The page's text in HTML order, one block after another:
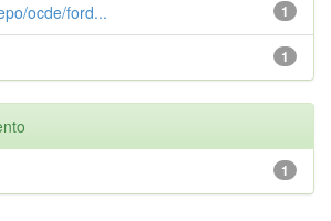
1
ocde/ford...
1
1